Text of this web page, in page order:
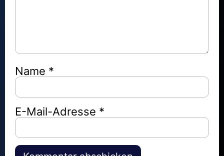
Name *
E-Mail-Adresse *